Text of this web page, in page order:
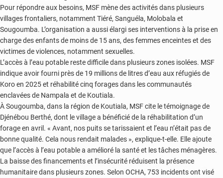
Pour répondre aux besoins, MSF mène des activités dans plusieurs
villages frontaliers, notamment Tiéré, Sanguéla, Molobala et
Sougoumba. L’organisation a aussi élargi ses interventions à la prise en
charge des enfants de moins de 15 ans, des femmes enceintes et des
victimes de violences, notamment sexuelles.
L’accès à l’eau potable reste difficile dans plusieurs zones isolées. MSF
indique avoir fourni près de 19 millions de litres d’eau aux réfugiés de
Koro en 2025 et réhabilité cinq forages dans les communautés
enclavées de Nampala et de Koutiala.
À Sougoumba, dans la région de Koutiala, MSF cite le témoignage de
Djénébou Berthé, dont le village a bénéficié de la réhabilitation d’un
forage en avril. « Avant, nos puits se tarissaient et l’eau n’était pas de
bonne qualité. Cela nous rendait malades », explique-t-elle. Elle ajoute
que l’accès à l’eau potable a amélioré la santé et les tâches ménagères.
La baisse des financements et l’insécurité réduisent la présence
humanitaire dans plusieurs zones. Selon OCHA, 753 incidents ont visé